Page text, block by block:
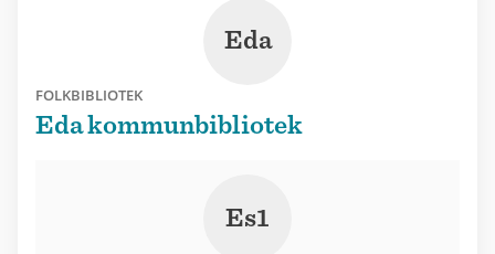
Eda
FOLKBIBLIOTEK
Eda kommunbibliotek
Es1